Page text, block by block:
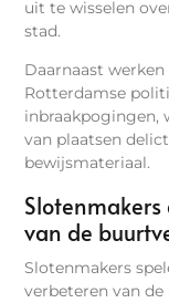
uit te wisselen
stad.
Daarnaast
Rotterdamse
inbraakpogingen,
van plaatsen
bewijsmateriaal.
van de
Slotenmakers
verbeteren van